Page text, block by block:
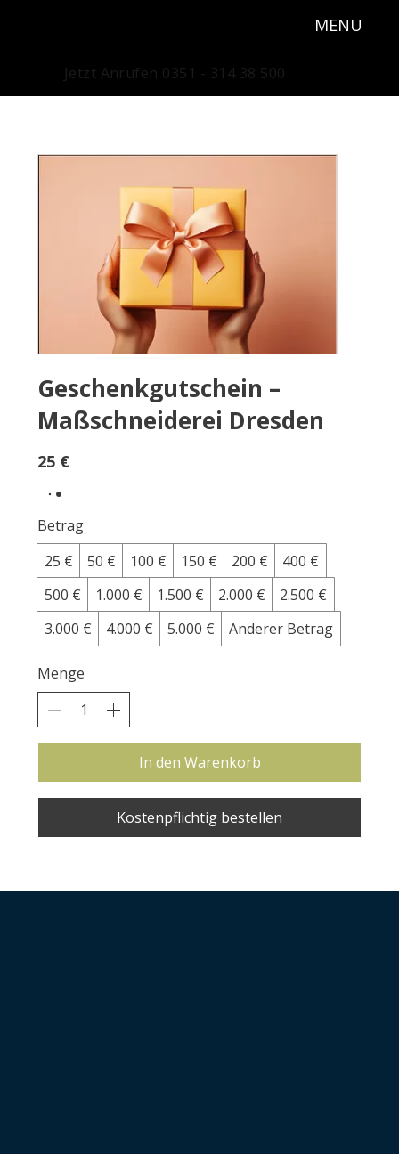
MENU
Jetzt Anrufen 0351 - 314 38 500
Geschenkgutschein –
Maßschneiderei Dresden
25 €
Betrag
25 €
50 € 100 € 150 € 200 €
400 €
500 €
1.000 € 1.500 € 2.000 €
2.500 €
3.000 €
4.000 € 5.000 € Anderer Betrag
Menge
In den Warenkorb
Kostenpflichtig bestellen